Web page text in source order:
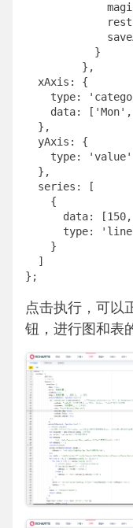
           }
         },
  xAxis: {
type:
data:
  },
  yAxis: {
    type: 'value'
  },
  series: [
    {
data:
type:
    }
  ]
};
点击执行，可以
钮，进行图和表